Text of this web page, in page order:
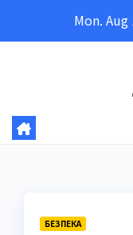
Mon.
БЕЗПЕКА